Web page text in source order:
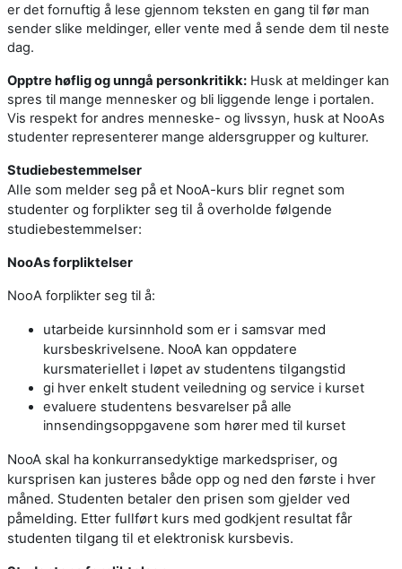
er det fornuftig å lese gjennom teksten en gang til før man
sender slike meldinger, eller vente med å sende dem til neste
dag.
Opptre høflig og unngå personkritikk: Husk at meldinger kan
spres til mange mennesker og bli liggende lenge i portalen.
Vis respekt for andres menneske- og livssyn, husk at NooAs
studenter representerer mange aldersgrupper og kulturer.
Studiebestemmelser
Alle som melder seg på et NooA-kurs blir regnet som
studenter og forplikter seg til å overholde følgende
studiebestemmelser:
NooAs forpliktelser
NooA forplikter seg til å:
utarbeide kursinnhold som er i samsvar med
kursbeskrivelsene. NooA kan oppdatere
kursmateriellet i løpet av studentens tilgangstid
gi hver enkelt student veiledning og service i kurset
evaluere studentens besvarelser på alle
innsendingsoppgavene som hører med til kurset
NooA skal ha konkurransedyktige markedspriser, og
kursprisen kan justeres både opp og ned den første i hver
måned. Studenten betaler den prisen som gjelder ved
påmelding. Etter fullført kurs med godkjent resultat får
studenten tilgang til et elektronisk kursbevis.